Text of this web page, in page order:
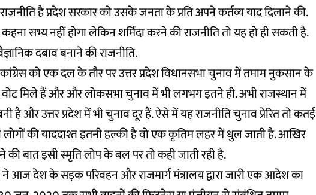
है प्रदेश सरकार को उसके जनता के प्रति अपने कर्तव्य याद दिलाने की.
सभ्य नहीं होगा लेकिन शर्मिंदा करने की राजनीति तो यह हो ही सकती है.
दबाव बनाने की राजनीति.
को एक दल के तौर पर उत्तर प्रदेश विधानसभा चुनाव में तमाम नुकसान के
मिले हैं और और लोकसभा चुनाव में भी लगभग इतने ही. अभी राजस्थान में
है और उत्तर प्रदेश में भी चुनाव दूर हैं. ऐसे में यह राजनीति चुनाव प्रेरित तो कतई
लोगों की याददाश्त इतनी हल्की है वो एक कृतिम लहर में धुल जाती है. आखिर
की बात इसी स्मृति लोप के बल पर तो कही जाती रही है.
आज देश के सड़क परिवहन और राजमार्ग मंत्रालय द्वारा जारी एक आदेश का